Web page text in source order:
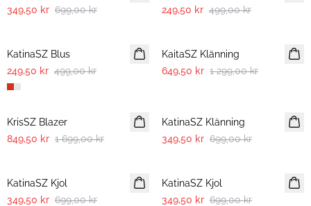
349,50 kr 699,00 kr
249,50 kr 499,00 kr
KatinaSZ Blus
249,50 kr 499,00 kr
KaitaSZ Klänning
649,50 kr 1 299,00 kr
-50%
KrisSZ Blazer
849,50 kr 1 699,00 kr
KatinaSZ Klänning
349,50 kr 699,00 kr
KatinaSZ Kjol
349,50 kr 699,00 kr
KatinaSZ Kjol
349,50 kr 699,00 kr